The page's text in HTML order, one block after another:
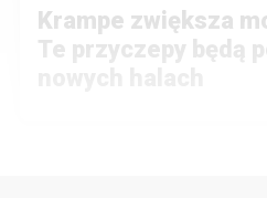
Krampe zwiększa
Te przyczepy będą